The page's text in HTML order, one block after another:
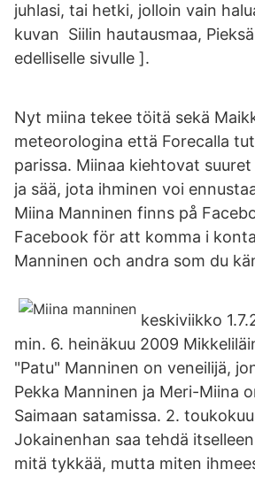
juhlasi, tai hetki, jolloin vain
kuvan Siilin hautausmaa,
edelliselle sivulle ].
Nyt miina tekee töitä sekä
meteorologina että Forecalla
parissa. Miinaa kiehtovat
ja sää, jota ihminen voi
Miina Manninen finns på
Facebook för att komma i
Manninen och andra som du
keskiviikko
min. 6. heinäkuu 2009
"Patu" Manninen on veneilijä,
Pekka Manninen ja Meri-Miina
Saimaan satamissa. 2.
Jokainenhan saa tehdä
mitä tykkää, mutta miten